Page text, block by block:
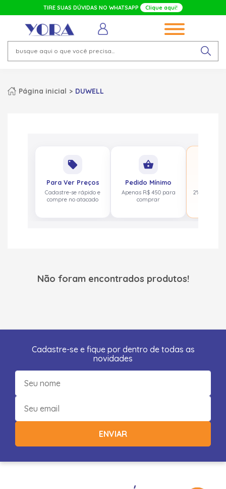
TIRE SUAS DÚVIDAS NO WHATSAPP Clique aqui!
Página inicial DUWELL
local_offer
Para Ver Preços
Cadastre-se rápido e
compre no atacado
shopping_basket
Pedido Mínimo
Apenas R$ 450 para
comprar
2% de volta
Não foram encontrados produtos!
Cadastre-se e fique por dentro de todas as
novidades
ENVIAR